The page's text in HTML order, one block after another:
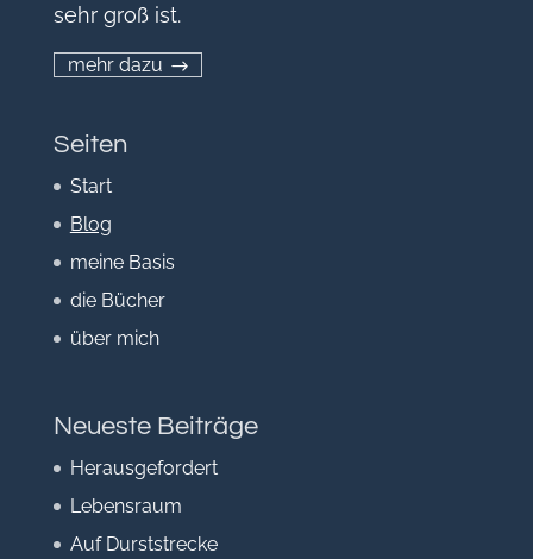
sehr groß ist.
mehr dazu
Seiten
Start
Blog
meine Basis
die Bücher
über mich
Neueste Beiträge
Herausgefordert
Lebensraum
Auf Durststrecke